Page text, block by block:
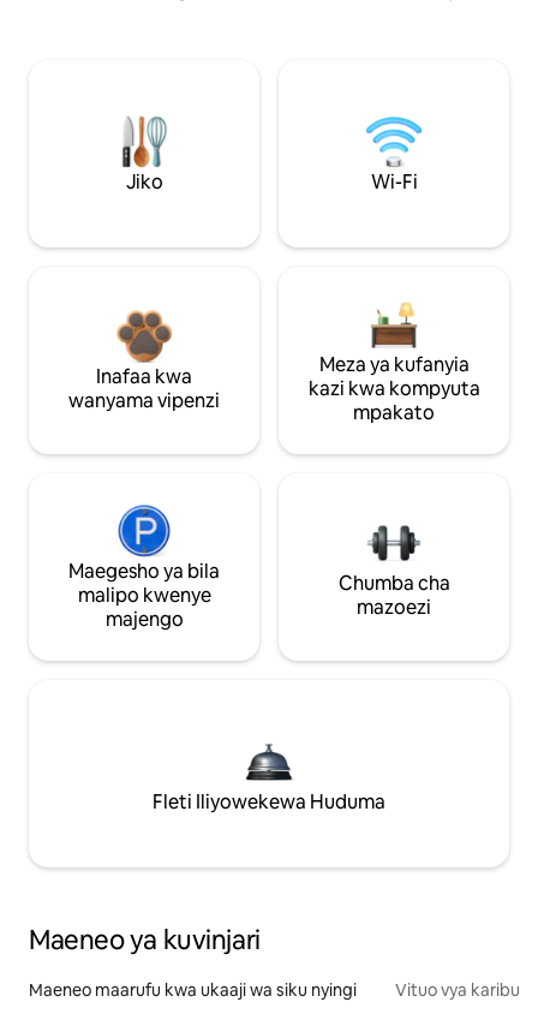
Jiko Wi-Fi
Inafaa kwa
wanyama vipenzi
Meza ya kufanyia
kazi kwa kompyuta
mpakato
Maegesho ya bila
malipo kwenye
majengo
Chumba cha
mazoezi
Fleti Iliyowekewa Huduma
Maeneo ya kuvinjari
Maeneo maarufu kwa ukaaji wa siku nyingi Vituo vya karibu